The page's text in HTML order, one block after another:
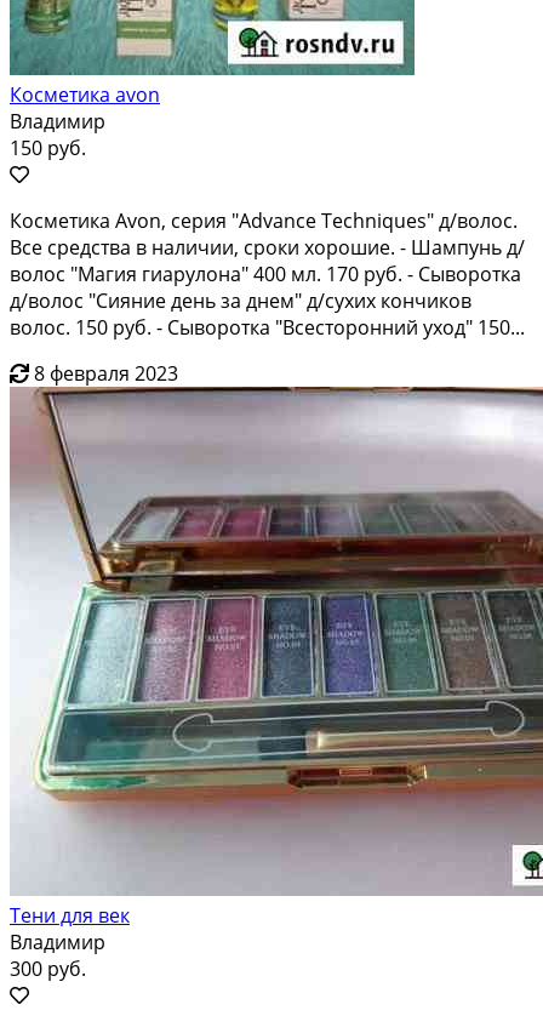
Косметика avon
Владимир
150 руб.
Косметика Avon, серия "Advance Techniques" д/волос.
Все средства в наличии, сроки хорошие. - Шампунь д/
волос "Магия гиарулона" 400 мл. 170 руб. - Сыворотка
д/волос "Сияние день за днем" д/сухих кончиков
волос. 150 руб. - Сыворотка "Всесторонний уход" 150...
8 февраля 2023
Тени для век
Владимир
300 руб.